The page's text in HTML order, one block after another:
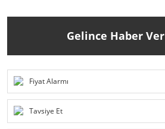
Gelince Haber Ver
Fiyat Alarmı
Tavsiye Et